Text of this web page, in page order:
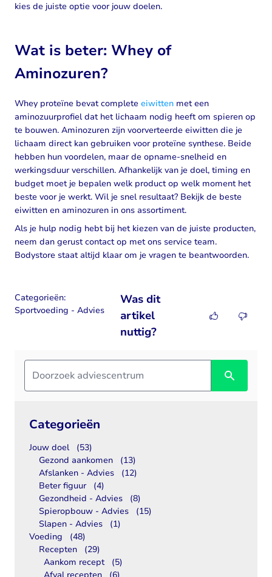
Categorieën
Jouw doel
(53)
Gezond aankomen
(13)
Afslanken - Advies
(12)
Beter figuur
(4)
Gezondheid - Advies
(8)
Spieropbouw - Advies
(15)
Slapen - Advies
(1)
Voeding
(48)
Recepten
(29)
Aankom recept
(5)
kies de juiste optie voor jouw doelen.
Wat is beter: Whey of
Aminozuren?
Whey proteïne bevat complete eiwitten met een
aminozuurprofiel dat het lichaam nodig heeft om spieren op
te bouwen. Aminozuren zijn voorverteerde eiwitten die je
lichaam direct kan gebruiken voor proteïne synthese. Beide
hebben hun voordelen, maar de opname-snelheid en
werkingsduur verschillen. Afhankelijk van je doel, timing en
budget moet je bepalen welk product op welk moment het
beste voor je werkt. Wil je snel resultaat? Bekijk de beste
eiwitten en aminozuren in ons assortiment.
Als je hulp nodig hebt bij het kiezen van de juiste producten,
neem dan gerust contact op met ons service team.
Bodystore staat altijd klaar om je vragen te beantwoorden.
Categorieën:
Sportvoeding - Advies
Was dit
artikel
nuttig?